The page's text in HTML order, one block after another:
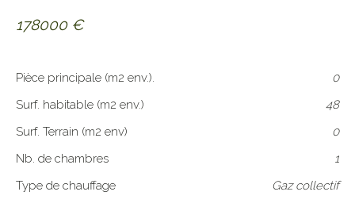
178000€
Pièce principale (m2 env.).
0
Surf. habitable (m2 env.)
48
Surf. Terrain (m2 env)
0
Nb. de chambres
1
Type de chauffage
Gaz collectif